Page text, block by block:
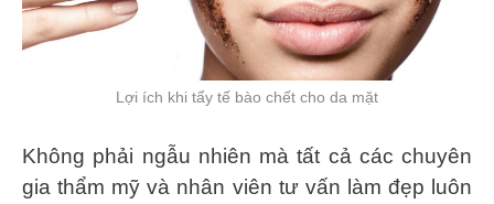
Lợi ích khi tẩy tế bào chết cho da mặt
Không phải ngẫu nhiên mà tất cả các chuyên
gia thẩm mỹ và nhân viên tư vấn làm đẹp luôn